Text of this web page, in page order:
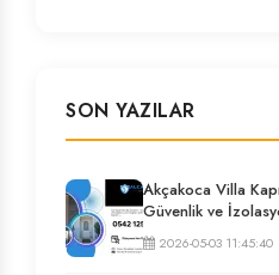
SON YAZILAR
Akçakoca Villa
Güvenlik ve
2026-05-03 11:45:40